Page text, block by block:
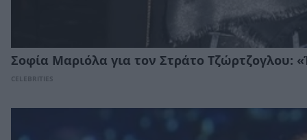
Σοφία Μαριόλα για τον Στράτο Τζώρτζογλου:
CELEBRITIES